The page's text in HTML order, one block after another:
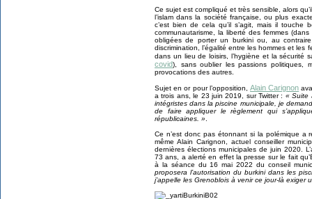
Ce sujet est compliqué et très sensible, alors
l’islam dans la société française, ou plus
c’est bien de cela qu’il s’agit, mais il touche
communautarisme, la liberté des femmes
obligées de porter un burkini ou, au
discrimination, l’égalité entre les hommes et les
dans un lieu de loisirs, l’hygiène et la sécurité
covid), sans oublier les passions politiques,
provocations des autres.
Sujet en or pour l’opposition, Alain Carignon
a trois ans, le 23 juin 2019, sur Twitter : « Suite
intégristes dans la piscine municipale, je
de faire appliquer le règlement qui
républicaines. ».
Ce n’est donc pas étonnant si la polémique a
même Alain Carignon, actuel conseiller
dernières élections municipales de juin 2020.
73 ans, a alerté en effet la presse sur le fait
à la séance du 16 mai 2022 du conseil
proposera l’autorisation du burkini dans les
j’appelle les Grenoblois à venir ce jour-là exiger